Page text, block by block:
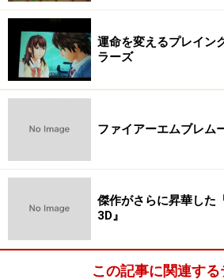
運命を変えるプレイン
ラーズ
ファイアーエムブレム
傑作がさらに昇華した
3D』
この記事に関連する